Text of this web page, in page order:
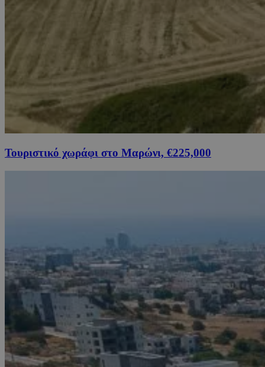
Τουριστικό χωράφι στο Μαρώνι, €225,000